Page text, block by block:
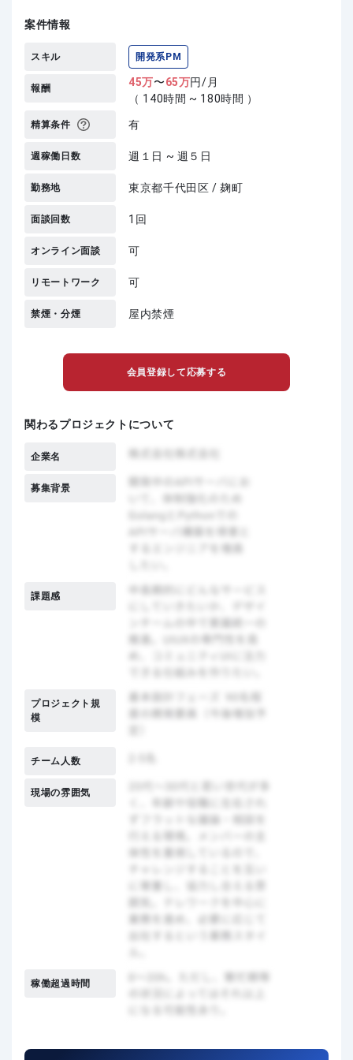
案件情報
スキル 開発系PM
報酬 45万〜65万円/月
（ 140時間 ~ 180時間 ）
精算条件 有
週稼働日数 週１日 ~ 週５日
勤務地 東京都千代田区 / 麹町
面談回数 1回
オンライン面談 可
リモートワーク 可
禁煙・分煙 屋内禁煙
会員登録して応募する
関わるプロジェクトについて
企業名
募集背景
課題感
プロジェクト規
模
チーム人数
現場の雰囲気
稼働超過時間